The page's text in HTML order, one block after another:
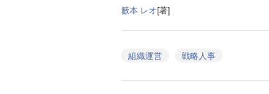
籔本 レオ[著]
組織運営 戦略人事